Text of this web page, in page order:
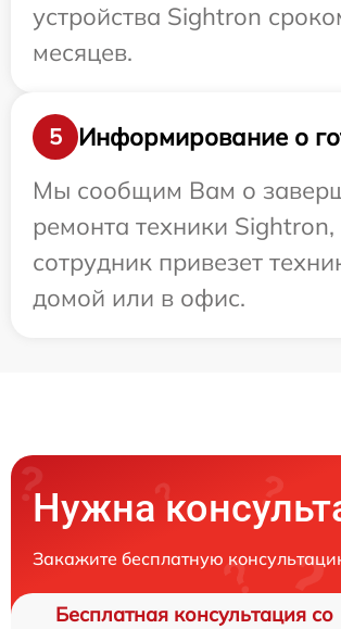
устройства Sightron
месяцев.
5
Информирование о
Мы сообщим Вам о
ремонта техники
сотрудник привезет
домой или в офис.
Нужна
Закажите бесплатную
Бесплатная консультация со